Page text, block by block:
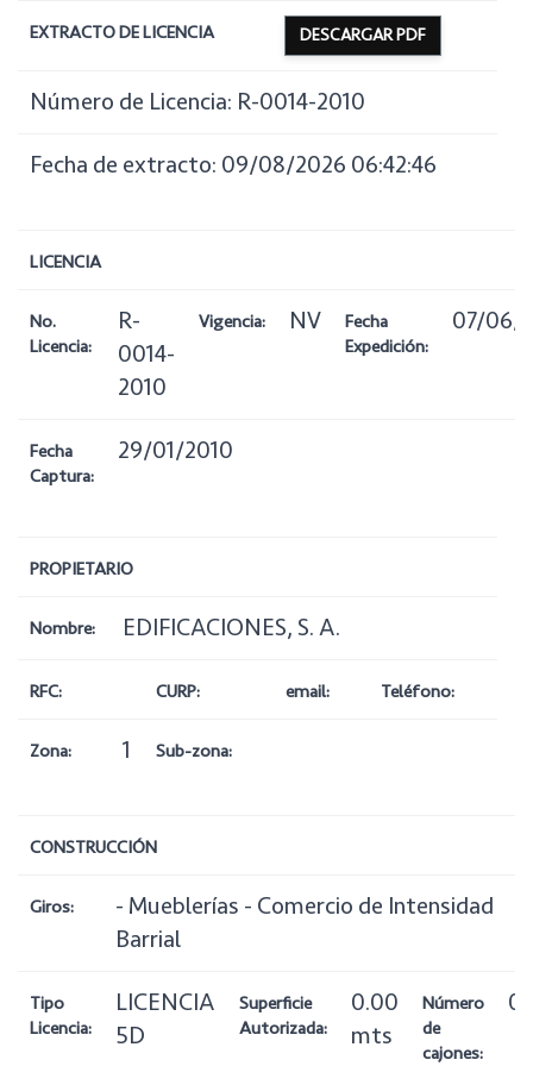
EXTRACTO DE LICENCIA DESCARGAR PDF
Número de Licencia: R-0014-2010
Fecha de extracto: 09/08/2026 06:42:46
LICENCIA
No.
Licencia:
R-
0014-
2010
Vigencia: NV
Fecha
Expedición:
07/06/
Fecha
Captura:
29/01/2010
PROPIETARIO
Nombre: EDIFICACIONES, S. A.
RFC: CURP: email: Teléfono:
Zona: 1 Sub-zona:
CONSTRUCCIÓN
Giros:
- Mueblerías - Comercio de Intensidad
Barrial
Tipo
Licencia:
LICENCIA
5D
Superficie
Autorizada:
0.00
mts
Número
de
cajones:
0